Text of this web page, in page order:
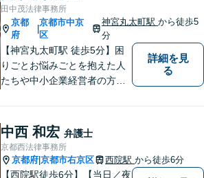
弁護士】まずは当事務所の無
料法律相談をご体験くださ
い。
田中茂法律事務所
京都
府
|
京都市中京
区
神宮丸太町駅から徒歩5
分
【神宮丸太町駅 徒歩5分】困
りごとお悩みごとを抱えた人
たちや中小企業経営者の方々
寧をモットーとして全力でそ
の解決にあたります。どんな
に困難でも、常に明るく、前
向きな気持ちをもって、ご依
頼者様とともにより良い解決
詳細を見
る
中西 和宏 弁護士
京都西法律事務所
京都府 京都市右京区 西院駅 から徒歩6分
【西院駅徒歩6分】【当日／夜